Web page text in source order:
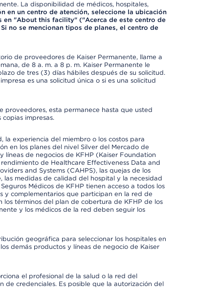
La disponibilidad de médicos, hospitales,
en un centro de atención, seleccione la ubicación
"About this facility" ("Acerca de este centro de
no se mencionan tipos de planes, el centro de
de proveedores de Kaiser Permanente, llame a
de 8 a. m. a 8 p. m. Kaiser Permanente le
de tres (3) días hábiles después de su solicitud.
es una solicitud única o si es una solicitud
proveedores, esta permanece hasta que usted
impresas.
la experiencia del miembro o los costos para
en los planes del nivel Silver del Mercado de
líneas de negocios de KFHP (Kaiser Foundation
de Healthcare Effectiveness Data and
and Systems (CAHPS), las quejas de los
medidas de calidad del hospital y la necesidad
Médicos de KFHP tienen acceso a todos los
y complementarios que participan en la red de
términos del plan de cobertura de KFHP de los
y los médicos de la red deben seguir los
geográfica para seleccionar los hospitales en
demás productos y líneas de negocio de Kaiser
el profesional de la salud o la red del
de credenciales. Es posible que la autorización del